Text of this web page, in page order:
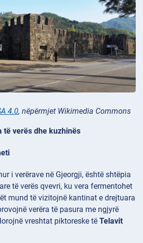
4.0, nëpërmjet Wikimedia Commons
të verës dhe kuzhinës
i verërave në Gjeorgji, është shtëpia
të verës qvevri, ku vera fermentohet
mund të vizitojnë kantinat e drejtuara
verëra të pasura me ngjyrë
vreshtat piktoreske të Telavit